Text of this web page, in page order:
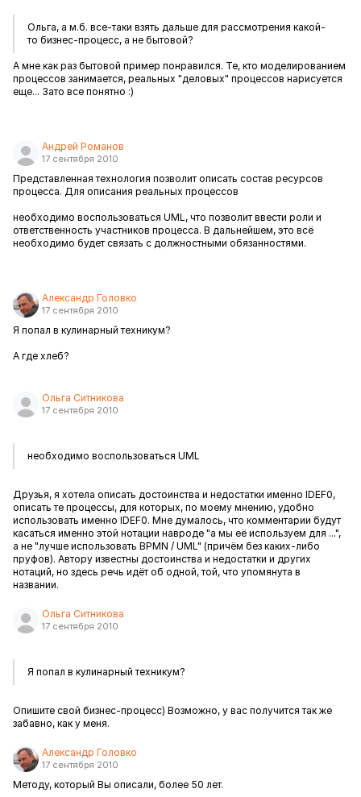
Ольга, а м.б. все-таки взять дальше для рассмотрения какой-
то бизнес-процесс, а не бытовой?
А мне как раз бытовой пример понравился. Те, кто моделированием
процессов занимается, реальных "деловых" процессов нарисуется
еще... Зато все понятно :)
Андрей Романов
17 сентября 2010
Представленная технология позволит описать состав ресурсов
процесса. Для описания реальных процессов
необходимо воспользоваться UML, что позволит ввести роли и
ответственность участников процесса. В дальнейшем, это всё
необходимо будет связать с должностными обязанностями.
Александр Головко
17 сентября 2010
Я попал в кулинарный техникум?
А где хлеб?
Ольга Ситникова
17 сентября 2010
необходимо воспользоваться UML
Друзья, я хотела описать достоинства и недостатки именно IDEF0,
описать те процессы, для которых, по моему мнению, удобно
использовать именно IDEF0. Мне думалось, что комментарии будут
касаться именно этой нотации навроде "а мы её используем для ...",
а не "лучше использовать BPMN / UML" (причём без каких-либо
пруфов). Автору известны достоинства и недостатки и других
нотаций, но здесь речь идёт об одной, той, что упомянута в
названии.
Ольга Ситникова
17 сентября 2010
Я попал в кулинарный техникум?
Опишите свой бизнес-процесс) Возможно, у вас получится так же
забавно, как у меня.
Александр Головко
17 сентября 2010
Методу, который Вы описали, более 50 лет.